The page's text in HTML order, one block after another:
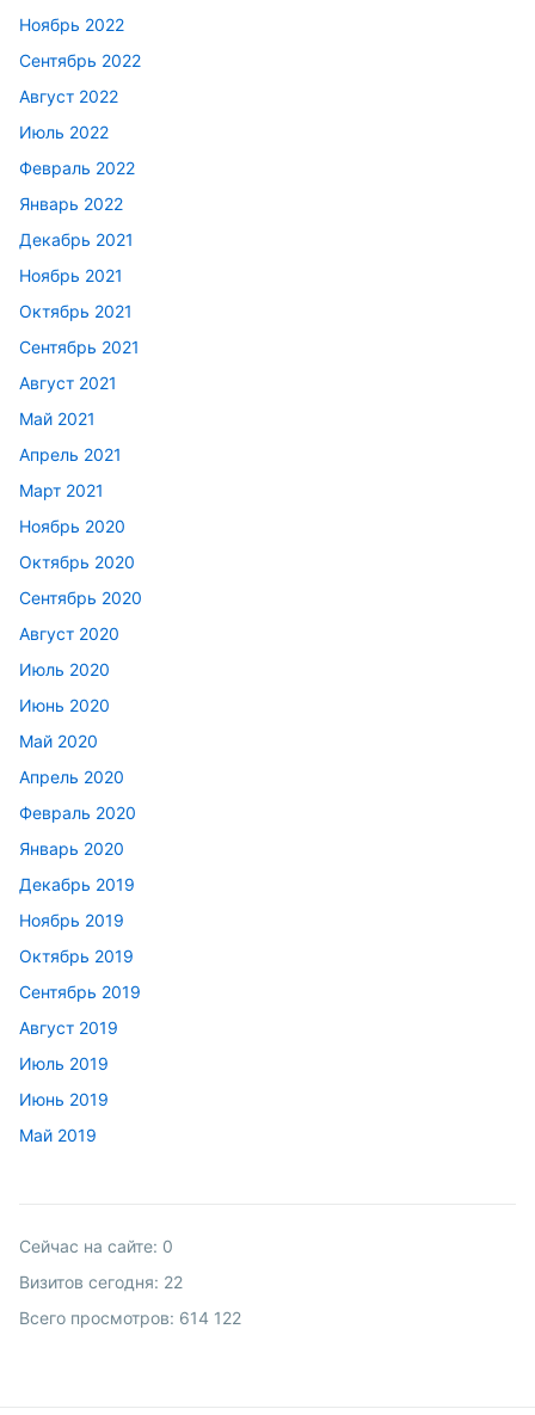
Ноябрь 2022
Сентябрь 2022
Август 2022
Июль 2022
Февраль 2022
Январь 2022
Декабрь 2021
Ноябрь 2021
Октябрь 2021
Сентябрь 2021
Август 2021
Май 2021
Апрель 2021
Март 2021
Ноябрь 2020
Октябрь 2020
Сентябрь 2020
Август 2020
Июль 2020
Июнь 2020
Май 2020
Апрель 2020
Февраль 2020
Январь 2020
Декабрь 2019
Ноябрь 2019
Октябрь 2019
Сентябрь 2019
Август 2019
Июль 2019
Июнь 2019
Май 2019
Сейчас на сайте: 0
Визитов сегодня: 22
Всего просмотров: 614 122